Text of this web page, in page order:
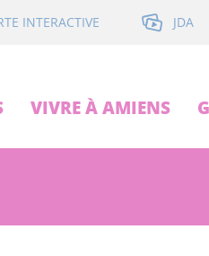
INTERACTIVE JDA
VIVRE À AMIENS